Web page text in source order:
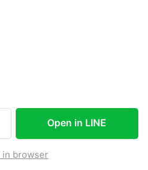
Open in LINE
in browser